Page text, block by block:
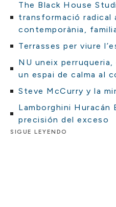
The Black House
transformació radical
contemporània,
Terrasses per viure
NU uneix
un espai de calma al
Steve McCurry y la
Lamborghini Huracán
precisión del exceso
SIGUE LEYENDO